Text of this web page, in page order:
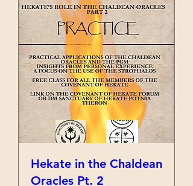
Hekate in the Chaldean
Oracles Pt. 2